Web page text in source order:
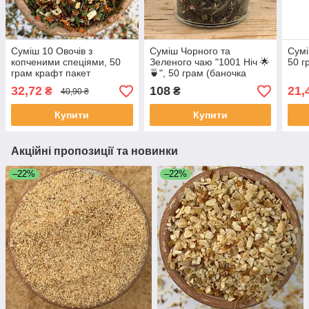
Суміш 10 Овочів з
копченими спеціями, 50
грам крафт пакет
32,72 ₴ 40,90 ₴
Купити
Суміш Чорного та
Зеленого чаю "1001 Ніч 🌟
🍵", 50 грам (баночка
200мл)
108₴
Купити
50
Акційні пропозиції та новинки
–22% –22%